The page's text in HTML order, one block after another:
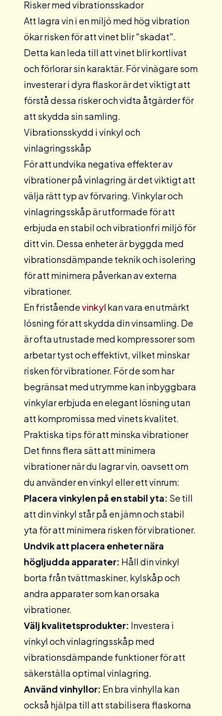
Risker med vibrationsskador
Att lagra vin i en miljö med hög vibration
ökar risken för att vinet blir "skadat".
Detta kan leda till att vinet blir kortlivat
och förlorar sin karaktär. För vinägare som
investerar i dyra flaskor är det viktigt att
förstå dessa risker och vidta åtgärder för
att skydda sin samling.
Vibrationsskydd i vinkyl och
vinlagringsskåp
För att undvika negativa effekter av
vibrationer på vinlagring är det viktigt att
välja rätt typ av förvaring.Vinkylaroch
vinlagringsskåpär utformade för att
erbjuda en stabil och vibrationfri miljö för
ditt vin. Dessa enheter är byggda med
vibrationsdämpande teknik och isolering
för att minimera påverkan av externa
vibrationer.
Enfriståendevinkyl kan vara en utmärkt
lösning för att skydda din vinsamling. De
är ofta utrustade med kompressorer som
arbetar tyst och effektivt, vilket minskar
risken för vibrationer. För de som har
begränsat med utrymme kaninbyggbara
vinkylar erbjuda en elegant lösning utan
att kompromissa med vinets kvalitet.
Praktiska tips för att minska vibrationer
Det finns flera sätt att minimera
vibrationer när du lagrar vin, oavsett om
du använder en vinkyl eller ett vinrum:
Placera vinkylen på en stabil yta: Se till
att din vinkyl står på en jämn och stabil
yta för att minimera risken för vibrationer.
Undvik att placera enheter nära
högljudda apparater: Håll din vinkyl
borta från tvättmaskiner, kylskåp och
andra apparater som kan orsaka
vibrationer.
Välj kvalitetsprodukter: Investera i
vinkyl och vinlagringsskåp med
vibrationsdämpande funktioner för att
säkerställa optimal vinlagring.
Använd vinhyllor: En bravinhylla kan
också hjälpa till att stabilisera flaskorna